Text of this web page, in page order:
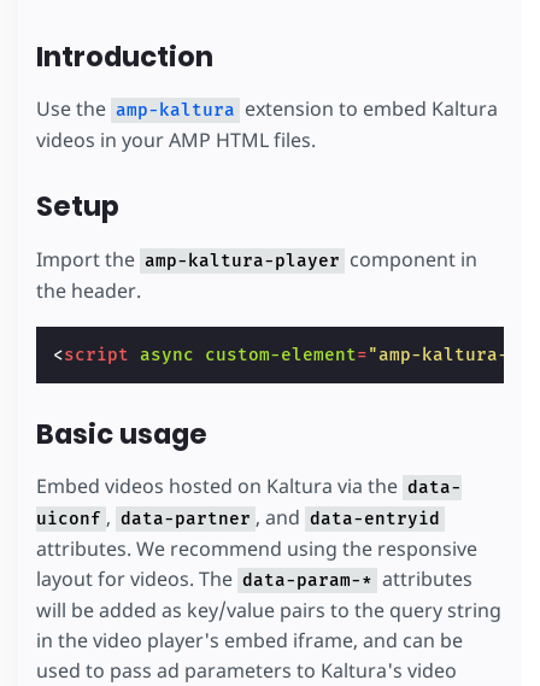
Introduction
Use the amp-kaltura extension to embed Kaltura
videos in your AMP HTML files.
Setup
Import the amp-kaltura-player component in
the header.
<script async custom-element="amp-kaltura-
Basic usage
Embed videos hosted on Kaltura via the data-
uiconf , data-partner , and data-entryid
attributes. We recommend using the responsive
layout for videos. The data-param-* attributes
will be added as key/value pairs to the query string
in the video player's embed iframe, and can be
used to pass ad parameters to Kaltura's video